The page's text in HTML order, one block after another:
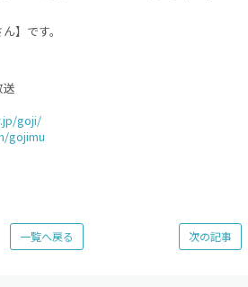
】です。
送
goji/
gojimu
次の記事
一覧へ戻る